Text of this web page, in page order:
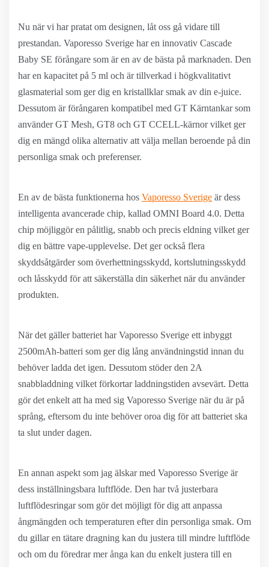
Nu när vi har pratat om designen, låt oss gå vidare till
prestandan. Vaporesso Sverige har en innovativ Cascade
Baby SE förångare som är en av de bästa på marknaden. Den
har en kapacitet på 5 ml och är tillverkad i högkvalitativt
glasmaterial som ger dig en kristallklar smak av din e-juice.
Dessutom är förångaren kompatibel med GT Kärntankar som
använder GT Mesh, GT8 och GT CCELL-kärnor vilket ger
dig en mängd olika alternativ att välja mellan beroende på din
personliga smak och preferenser.
En av de bästa funktionerna hos Vaporesso Sverige är dess
intelligenta avancerade chip, kallad OMNI Board 4.0. Detta
chip möjliggör en pålitlig, snabb och precis eldning vilket ger
dig en bättre vape-upplevelse. Det ger också flera
skyddsåtgärder som överhettningsskydd, kortslutningsskydd
och låsskydd för att säkerställa din säkerhet när du använder
produkten.
När det gäller batteriet har Vaporesso Sverige ett inbyggt
2500mAh-batteri som ger dig lång användningstid innan du
behöver ladda det igen. Dessutom stöder den 2A
snabbladdning vilket förkortar laddningstiden avsevärt. Detta
gör det enkelt att ha med sig Vaporesso Sverige när du är på
språng, eftersom du inte behöver oroa dig för att batteriet ska
ta slut under dagen.
En annan aspekt som jag älskar med Vaporesso Sverige är
dess inställningsbara luftflöde. Den har två justerbara
luftflödesringar som gör det möjligt för dig att anpassa
ångmängden och temperaturen efter din personliga smak. Om
du gillar en tätare dragning kan du justera till mindre luftflöde
och om du föredrar mer ånga kan du enkelt justera till en